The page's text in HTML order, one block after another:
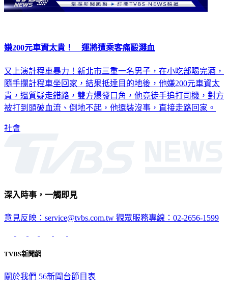
嫌200元車資太貴！ 運將遭乘客痛毆濺血
又上演計程車暴力！新北市三重一名男子，在小吃部喝完酒，
隨手攔計程車坐回家，結果抵達目的地後，他嫌200元車資太
貴，還質疑走錯路，雙方爆發口角，他竟徒手追打司機，對方
被打到頭破血流、倒地不起，他還裝沒事，直接走路回家。
社會
深入時事，一觸即見
意見反映：service@tvbs.com.tw 觀眾服務專線：02-2656-1599
TVBS新聞網
關於我們 56新聞台節目表